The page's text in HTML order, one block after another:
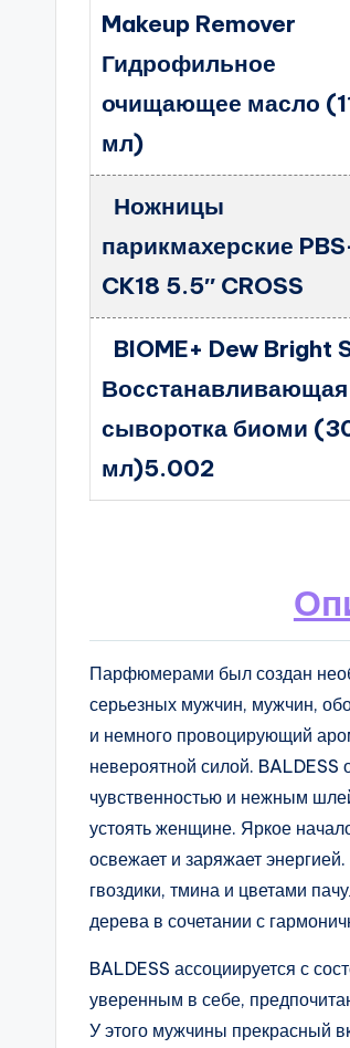
Makeup Remover
Гидрофильное
очищающее масло
мл)
Ножницы
парикмахерские
CK18 5.5″ CROSS
BIOME+ Dew Bright
Восстанавливающая
сыворотка биоми
мл)5.002
Парфюмерами был создан
серьезных мужчин, мужчин,
и немного провоцирующий
невероятной силой. BALDESS
чувственностью и нежным
устоять женщине. Яркое
освежает и заряжает
гвоздики, тмина и цветами
дерева в сочетании с
BALDESS ассоциируется с
уверенным в себе,
У этого мужчины прекрасный